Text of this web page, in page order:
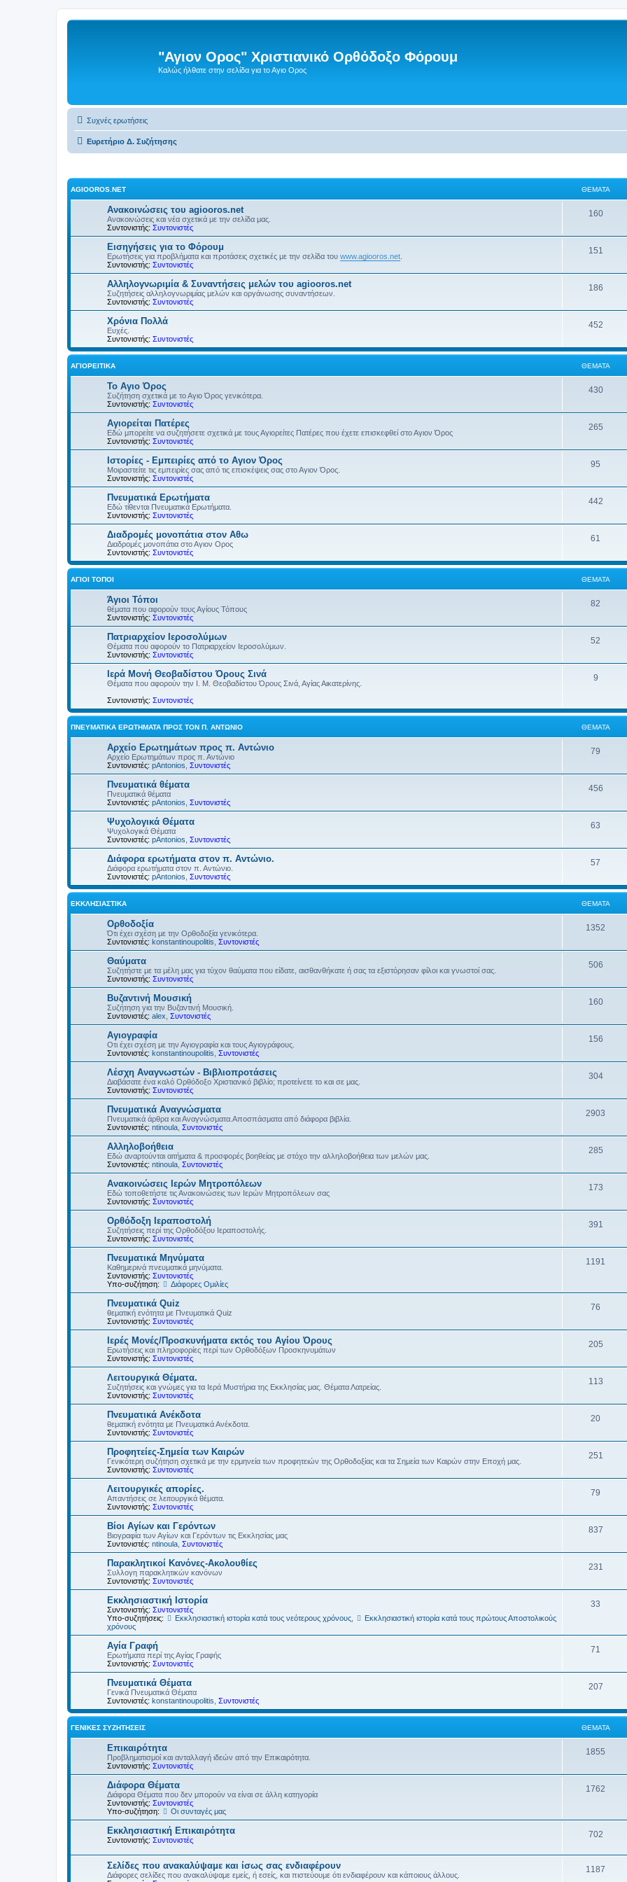
"Αγιον Ορος" Χριστιανικό Ορθόδοξο Φόρουμ
Καλώς ήλθατε στην σελίδα για το Αγιο Ορος
Συχνές ερωτήσεις
Ευρετήριο Δ. Συζήτησης
AGIOOROS.NET ΘΈΜΑΤΑ
Ανακοινώσεις του agiooros.net
Ανακοινώσεις και νέα σχετικά με την σελίδα μας.
Συντονιστής: Συντονιστές
160
Εισηγήσεις για το Φόρουμ
Ερωτήσεις για προβλήματα και προτάσεις σχετικές με την σελίδα του www.agiooros.net
Συντονιστής: Συντονιστές
151
Αλληλογνωριμία & Συναντήσεις μελών του agiooros.net
Συζητήσεις αλληλογνωριμίας μελών και οργάνωσης συναντήσεων.
Συντονιστής: Συντονιστές
186
Χρόνια Πολλά
Ευχές.
Συντονιστής: Συντονιστές
452
ΑΓΙΟΡΕΊΤΙΚΑ ΘΈΜΑΤΑ
Το Αγιο Όρος
Συζήτηση σχετικά με το Αγιο Όρος γενικότερα.
Συντονιστής: Συντονιστές
430
Αγιορείται Πατέρες
Εδώ μπορείτε να συζητήσετε σχετικά με τους Αγιορείτες Πατέρες που έχετε επισκεφθεί στο Αγιον Όρος
Συντονιστής: Συντονιστές
265
Ιστορίες - Εμπειρίες από το Αγιον Όρος
Μοιραστείτε τις εμπειρίες σας από τις επισκέψεις σας στο Αγιον Όρος.
Συντονιστής: Συντονιστές
95
Πνευματικά Ερωτήματα
Εδώ τίθενται Πνευματικά Ερωτήματα.
Συντονιστής: Συντονιστές
442
Διαδρομές μονοπάτια στον Αθω
Διαδρομές μονοπάτια στο Αγιον Ορος
Συντονιστής: Συντονιστές
61
ΆΓΙΟΙ ΤΌΠΟΙ ΘΈΜΑΤΑ
Άγιοι Τόποι
θέματα που αφορούν τους Αγίους Τόπους
Συντονιστής: Συντονιστές
82
Πατριαρχείον Ιεροσολύμων
Θέματα που αφορούν το Πατριαρχείον Ιεροσολύμων.
Συντονιστής: Συντονιστές
52
Ιερά Μονή Θεοβαδίστου Όρους Σινά
Θέματα που αφορούν την Ι. Μ. Θεοβαδίστου Όρους Σινά, Αγίας Αικατερίνης.
Συντονιστής: Συντονιστές
9
ΠΝΕΥΜΑΤΙΚΆ ΕΡΩΤΉΜΑΤΑ ΠΡΟΣ ΤΟΝ Π. ΑΝΤΏΝΙΟ ΘΈΜΑΤΑ
Αρχείο Ερωτημάτων προς π. Αντώνιο
Αρχείο Ερωτημάτων προς π. Αντώνιο
Συντονιστές: pAntonios Συντονιστές
79
Πνευματικά θέματα
Πνευματικά θέματα
Συντονιστές: pAntonios Συντονιστές
456
Ψυχολογικά Θέματα
Ψυχολογικά Θέματα
Συντονιστές: pAntonios Συντονιστές
63
Διάφορα ερωτήματα στον π. Αντώνιο.
Διάφορα ερωτήματα στον π. Αντώνιο.
Συντονιστές: pAntonios Συντονιστές
57
ΕΚΚΛΗΣΙΑΣΤΙΚΆ ΘΈΜΑΤΑ
Ορθοδοξία
Ότι έχει σχέση με την Ορθοδοξία γενικότερα.
Συντονιστές: konstantinoupolitis Συντονιστές
1352
Θαύματα
Συζητήστε με τα μέλη μας για τύχον θαύματα που είδατε, αισθανθήκατε ή σας τα εξιστόρησαν φίλοι και γνωστοί σας.
Συντονιστής: Συντονιστές
506
Βυζαντινή Μουσική
Συζήτηση για την Βυζαντινή Μουσική.
Συντονιστές: alex Συντονιστές
160
Αγιογραφία
Οτι έχει σχέση με την Αγιογραφία και τους Αγιογράφους.
Συντονιστές: konstantinoupolitis Συντονιστές
156
Λέσχη Αναγνωστών - Βιβλιοπροτάσεις
Διαβάσατε ένα καλό Ορθόδοξο Χριστιανικό βιβλίο; προτείνετε το και σε μας.
Συντονιστής: Συντονιστές
304
Πνευματικά Αναγνώσματα
Πνευματικά άρθρα και Αναγνώσματα.Αποσπάσματα από διάφορα βιβλία.
Συντονιστές: ntinoula Συντονιστές
2903
Αλληλοβοήθεια
Εδώ αναρτούνται αιτήματα & προσφορές βοηθείας με στόχο την αλληλοβοήθεια των μελών μας.
Συντονιστές: ntinoula Συντονιστές
285
Ανακοινώσεις Ιερών Μητροπόλεων
Εδώ τοποθετήστε τις Ανακοινώσεις των Ιερών Μητροπόλεων σας
Συντονιστής: Συντονιστές
173
Ορθόδοξη Ιεραποστολή
Συζητήσεις περί της Ορθοδόξου Ιεραποστολής.
Συντονιστής: Συντονιστές
391
Πνευματικά Μηνύματα
Καθημερινά πνευματικά μηνύματα.
Συντονιστής: Συντονιστές
Υπο-συζήτηση:
Διάφορες Ομιλίες
1191
Πνευματικά Quiz
θεματική ενότητα με Πνευματικά Quiz
Συντονιστής: Συντονιστές
76
Ιερές Μονές/Προσκυνήματα εκτός του Αγίου Όρους
Ερωτήσεις και πληροφορίες περί των Ορθοδόξων Προσκηνυμάτων
Συντονιστής: Συντονιστές
205
Λειτουργικά Θέματα.
Συζητήσεις και γνώμες για τα Ιερά Μυστήρια της Εκκλησίας μας. Θέματα Λατρείας.
Συντονιστής: Συντονιστές
113
Πνευματικά Ανέκδοτα
θεματική ενότητα με Πνευματικά Ανέκδοτα.
Συντονιστής: Συντονιστές
20
Προφητείες-Σημεία των Καιρών
Γενικότερη συζήτηση σχετικά με την ερμηνεία των προφητειών της Ορθοδοξίας και τα Σημεία των Καιρών στην Εποχή μας.
Συντονιστής: Συντονιστές
251
Λειτουργικές απορίες.
Απαντήσεις σε λειτουργικά θέματα.
Συντονιστής: Συντονιστές
79
Βίοι Αγίων και Γερόντων
Βιογραφία των Αγίων και Γερόντων τις Εκκλησίας μας
Συντονιστές: ntinoula Συντονιστές
837
Παρακλητικοί Κανόνες-Ακολουθίες
Συλλογη παρακλητικών κανόνων
Συντονιστής: Συντονιστές
231
Εκκλησιαστική Ιστορία
Συντονιστής: Συντονιστές
Υπο-συζητήσεις:
Εκκλησιαστική ιστορία κατά τους νεότερους χρόνους,
Εκκλησιαστική ιστορία κατά τους πρώτους Αποστολικούς
χρόνους
33
Αγία Γραφή
Ερωτήματα περί της Αγίας Γραφής
Συντονιστής: Συντονιστές
71
Πνευματικά Θέματα
Γενικά Πνευματικά Θέματα
Συντονιστές: konstantinoupolitis Συντονιστές
207
ΓΕΝΙΚΈΣ ΣΥΖΗΤΉΣΕΙΣ ΘΈΜΑΤΑ
Επικαιρότητα
Προβληματισμοί και ανταλλαγή ιδεών από την Επικαιρότητα.
Συντονιστής: Συντονιστές
1855
Διάφορα Θέματα
Διάφορα Θέματα που δεν μπορούν να είναι σε άλλη κατηγορία
Συντονιστής: Συντονιστές
Υπο-συζήτηση:
Οι συνταγές μας
1762
Εκκλησιαστική Επικαιρότητα
Συντονιστής: Συντονιστές
702
Σελίδες που ανακαλύψαμε και ίσως σας ενδιαφέρουν
Διάφορες σελίδες που ανακαλύψαμε εμείς, ή εσείς, και πιστεύουμε ότι ενδιαφέρουν και κάποιους άλλους.
1187